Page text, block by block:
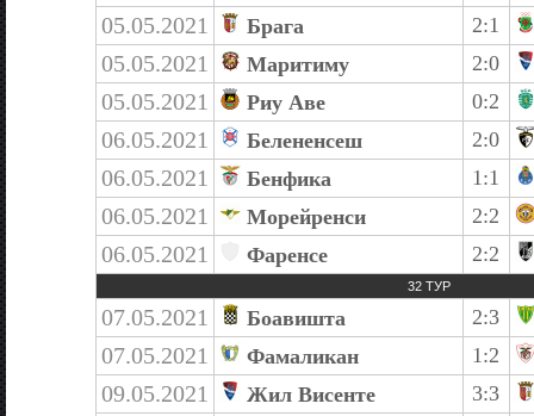
05.05.2021 Брага 2:1
05.05.2021 Маритиму 2:0
05.05.2021 Риу Аве 0:2
06.05.2021 Белененсеш 2:0
06.05.2021 Бенфика 1:1
06.05.2021 Морейренси 2:2
06.05.2021 Фаренсе 2:2
32 ТУР
07.05.2021 Боавишта 2:3
07.05.2021 Фамаликан 1:2
09.05.2021 Жил Висенте 3:3